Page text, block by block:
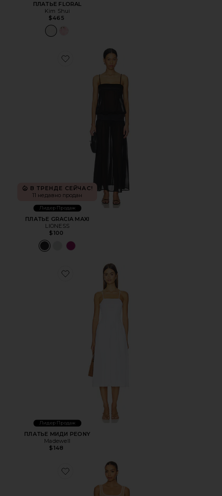
ПЛАТЬЕ FLORAL
Kim Shui
$465
Favorite ПЛАТЬЕ GRACIA MAXI
В ТРЕНДЕ СЕЙЧАС!
11 недавно продан
Лидер Продаж
ПЛАТЬЕ GRACIA MAXI
LIONESS
$100
Favorite ПЛАТЬЕ МИДИ PEONY
Лидер Продаж
ПЛАТЬЕ МИДИ PEONY
Madewell
$148
Favorite ТРИКОТАЖНОЕ ПЛАТЬЕ KENSINGTON